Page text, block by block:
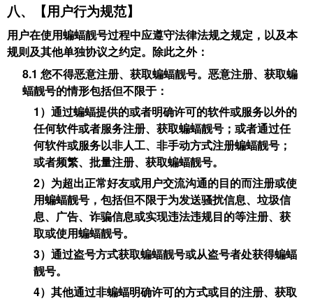
八、【用户行为规范】
用户在使用蝙蝠靓号过程中应遵守法律法规之规定，以及本
规则及其他单独协议之约定。除此之外：
8.1 您不得恶意注册、获取蝙蝠靓号。恶意注册、获取蝙
蝠靓号的情形包括但不限于：
1）通过蝙蝠提供的或者明确许可的软件或服务以外的
任何软件或者服务注册、获取蝙蝠靓号；或者通过任
何软件或服务以非人工、非手动方式注册蝙蝠靓号；
或者频繁、批量注册、获取蝙蝠靓号。
2）为超出正常好友或用户交流沟通的目的而注册或使
用蝙蝠靓号，包括但不限于为发送骚扰信息、垃圾信
息、广告、诈骗信息或实现违法违规目的等注册、获
取或使用蝙蝠靓号。
3）通过盗号方式获取蝙蝠靓号或从盗号者处获得蝙蝠
靓号。
4）其他通过非蝙蝠明确许可的方式或目的注册、获取